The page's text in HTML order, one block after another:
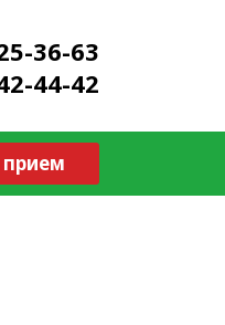
36-63
44-42
прием